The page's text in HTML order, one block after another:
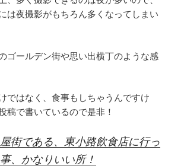
は夜撮影がもちろん多くなってしまい
ゴールデン街や思い出横丁のような感
ではなく、食事もしちゃうんですけ
稿で書いているので是非！
街である、東小路飲食店に行っ
、かなりいい所！